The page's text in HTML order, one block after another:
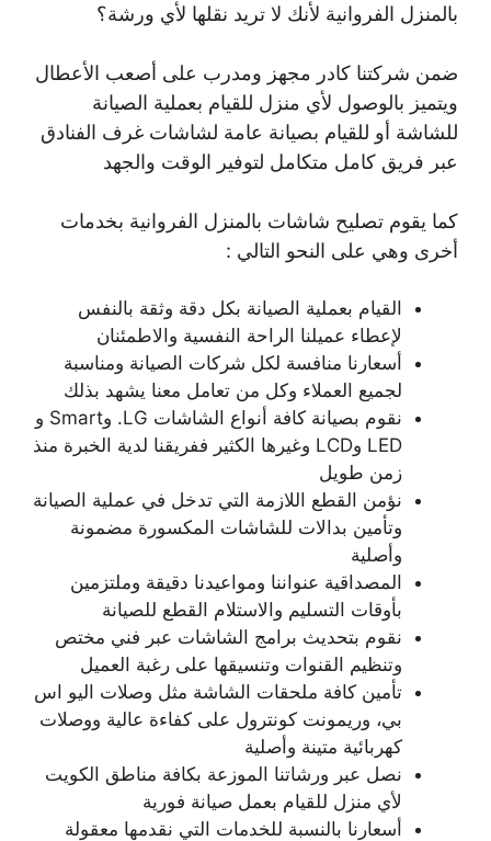
بالمنزل الفروانية لأنك لا تريد نقلها لأي ورشة؟
ضمن شركتنا كادر مجهز ومدرب على أصعب الأعطال
ويتميز بالوصول لأي منزل للقيام بعملية الصيانة
للشاشة أو للقيام بصيانة عامة لشاشات غرف الفنادق
عبر فريق كامل متكامل لتوفير الوقت والجهد
كما يقوم تصليح شاشات بالمنزل الفروانية بخدمات
أخرى وهي على النحو التالي :
القيام بعملية الصيانة بكل دقة وثقة بالنفس
لإعطاء عميلنا الراحة النفسية والاطمئنان
أسعارنا منافسة لكل شركات الصيانة ومناسبة
لجميع العملاء وكل من تعامل معنا يشهد بذلك
نقوم بصيانة كافة أنواع الشاشات LG. وSmart و
LED وLCD وغيرها الكثير ففريقنا لدية الخبرة منذ
زمن طويل
نؤمن القطع اللازمة التي تدخل في عملية الصيانة
وتأمين بدالات للشاشات المكسورة مضمونة
وأصلية
المصداقية عنواننا ومواعيدنا دقيقة وملتزمين
بأوقات التسليم والاستلام القطع للصيانة
نقوم بتحديث برامج الشاشات عبر فني مختص
وتنظيم القنوات وتنسيقها على رغبة العميل
تأمين كافة ملحقات الشاشة مثل وصلات اليو اس
بي، وريمونت كونترول على كفاءة عالية ووصلات
كهربائية متينة وأصلية
نصل عبر ورشاتنا الموزعة بكافة مناطق الكويت
لأي منزل للقيام بعمل صيانة فورية
أسعارنا بالنسبة للخدمات التي نقدمها معقولة